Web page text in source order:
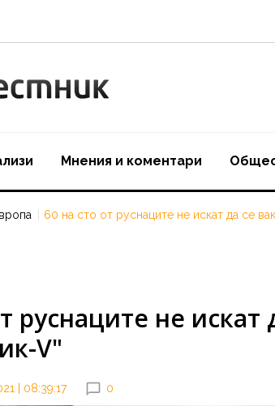
Мнения и коментари
60 на сто от руснаците не искат да се
руснаците не искат
V"
| 08:39:17 0